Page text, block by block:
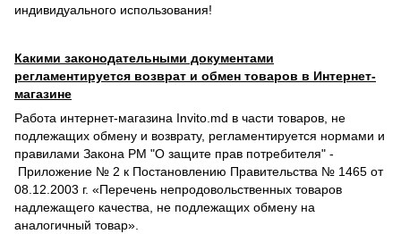
индивидуального использования!
Какими законодательными документами
регламентируется возврат и обмен товаров в Интернет-
магазине
Работа интернет-магазина Invito.md в части товаров, не
подлежащих обмену и возврату, регламентируется нормами и
правилами Закона РМ "О защите прав потребителя" -
Приложение № 2 к Постановлению Правительства № 1465 от
08.12.2003 г. «Перечень непродовольственных товаров
надлежащего качества, не подлежащих обмену на
аналогичный товар».